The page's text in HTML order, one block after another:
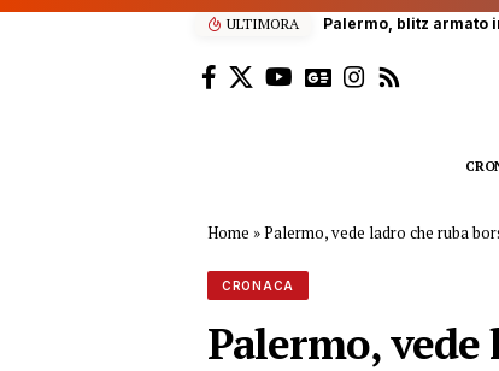
ULTIMORA Dramma sul lavoro a
Home »Palermo, vede ladro che ruba
CRONACA
Palermo,